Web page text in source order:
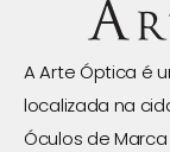
A Arte Óptica é
localizada na
Óculos de